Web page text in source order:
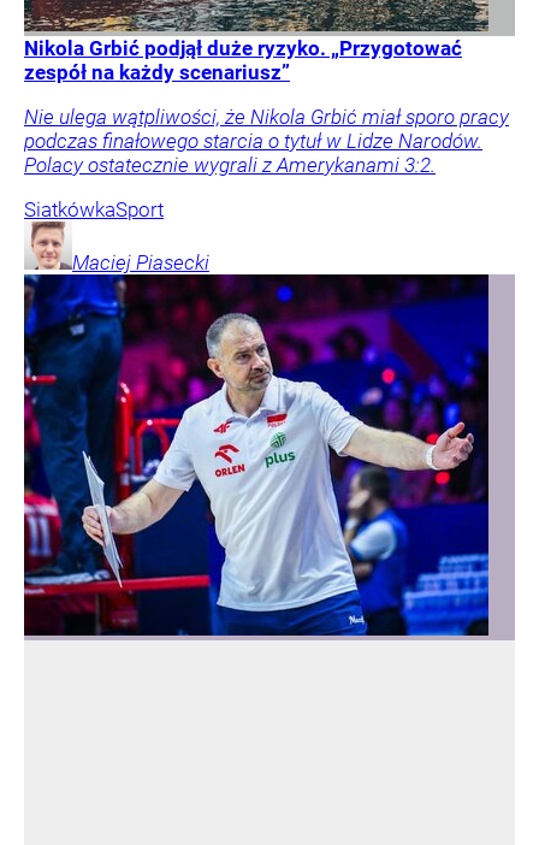
Nikola Grbić podjął duże ryzyko. „Przygotować
zespół na każdy scenariusz”
Nie ulega wątpliwości, że Nikola Grbić miał sporo pracy
podczas finałowego starcia o tytuł w Lidze Narodów.
Polacy ostatecznie wygrali z Amerykanami 3:2.
SiatkówkaSport
Maciej Piasecki